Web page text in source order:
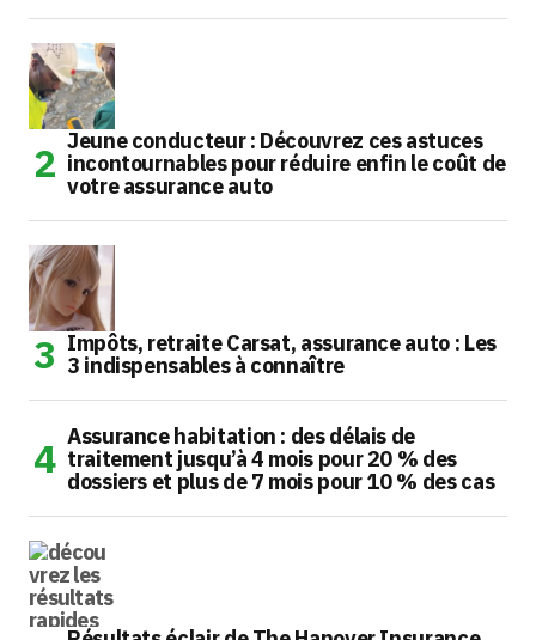
Jeune conducteur : Découvrez ces astuces
incontournables pour réduire enfin le coût de
votre assurance auto
Impôts, retraite Carsat, assurance auto : Les
3 indispensables à connaître
Assurance habitation : des délais de
traitement jusqu’à 4 mois pour 20 % des
dossiers et plus de 7 mois pour 10 % des cas